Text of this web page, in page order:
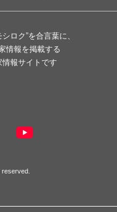
ロク”を合言葉に、
情報を掲載する
報サイトです